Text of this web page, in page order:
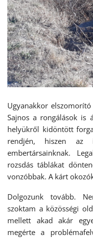
Ugyanakkor
Sajnos a rongálások is
helyükről kidöntött
rendjén, hiszen az
embertársainknak.
rozsdás táblákat
vonzóbbak. A kárt
Dolgozunk tovább.
szoktam a közösségi
mellett akad akár
megérte a